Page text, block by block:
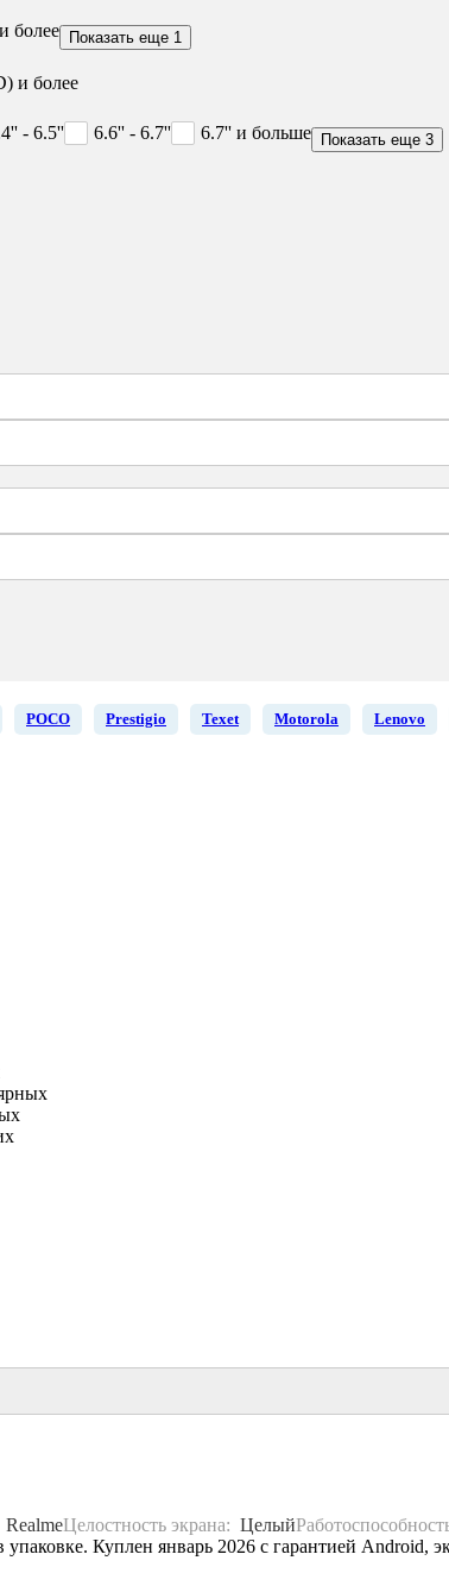
более Показать еще 1
и более
- 6.5'' 6.6'' - 6.7'' 6.7'' и больше Показать еще 3
POCO Prestigio Texet Motorola Lenovo
RealmeЦелостность экрана: Целый
Куплен январь 2026 с гарантией Android,